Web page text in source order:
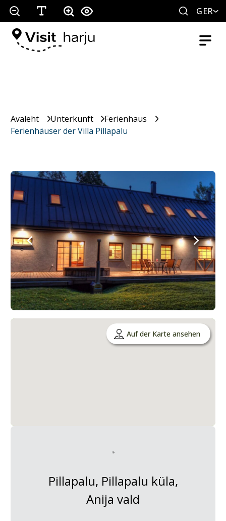
GER
Avaleht Unterkunft
Ferienhaus
Ferienhäuser der Villa Pillapalu
Auf der Karte ansehen
Pillapalu, Pillapalu küla,
Anija vald